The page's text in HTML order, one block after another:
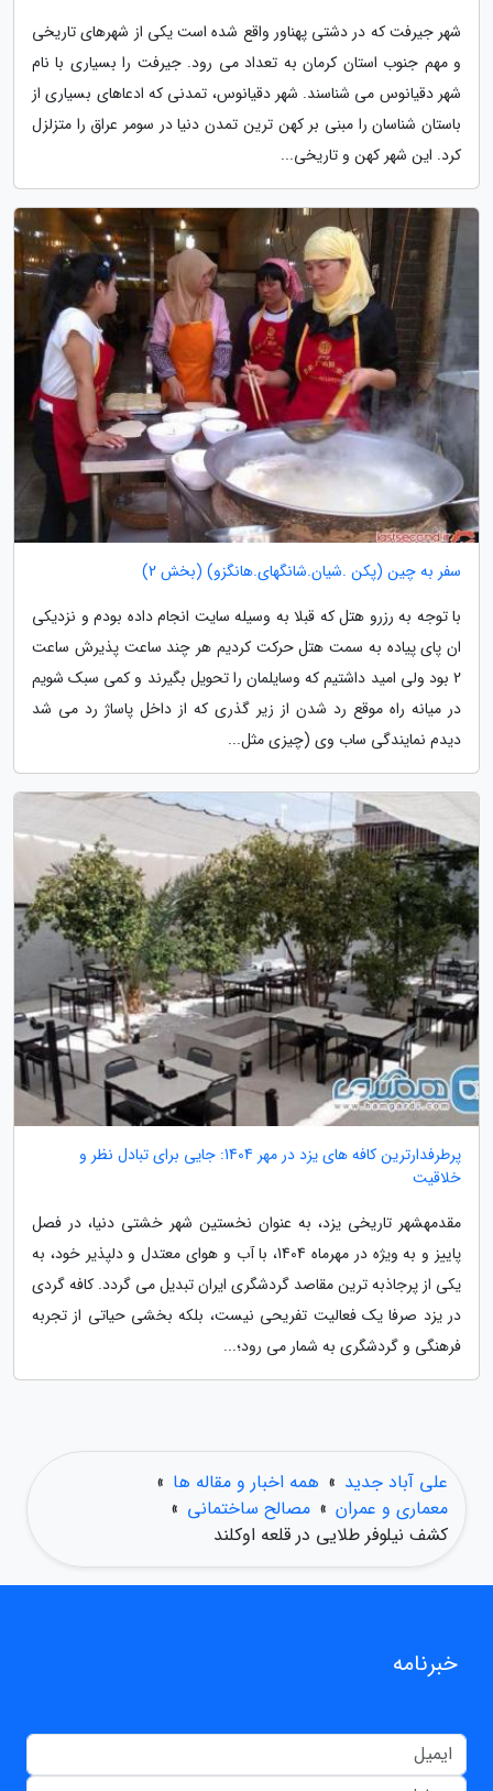
شهر جیرفت که در دشتی پهناور واقع شده است یکی از شهرهای تاریخی
و مهم جنوب استان کرمان به تعداد می رود. جیرفت را بسیاری با نام
شهر دقیانوس می شناسند. شهر دقیانوس، تمدنی که ادعاهای بسیاری از
باستان شناسان را مبنی بر کهن ترین تمدن دنیا در سومر عراق را متزلزل
کرد. این شهر کهن و تاریخی...
سفر به چین (پکن .شیان.شانگهای.هانگزو) (بخش 2)
با توجه به رزرو هتل که قبلا به وسیله سایت انجام داده بودم و نزدیکی
ان پای پیاده به سمت هتل حرکت کردیم هر چند ساعت پذیرش ساعت
2 بود ولی امید داشتیم که وسایلمان را تحویل بگیرند و کمی سبک شویم
در میانه راه موقع رد شدن از زیر گذری که از داخل پاساژ رد می شد
دیدم نمایندگی ساب وی (چیزی مثل...
پرطرفدارترین کافه های یزد در مهر 1404: جایی برای تبادل نظر و
خلاقیت
مقدمهشهر تاریخی یزد، به عنوان نخستین شهر خشتی دنیا، در فصل
پاییز و به ویژه در مهرماه 1404، با آب و هوای معتدل و دلپذیر خود، به
یکی از پرجاذبه ترین مقاصد گردشگری ایران تبدیل می گردد. کافه گردی
در یزد صرفا یک فعالیت تفریحی نیست، بلکه بخشی حیاتی از تجربه
فرهنگی و گردشگری به شمار می رود؛...
علی آباد جدید » همه اخبار و مقاله ها »
معماری و عمران » مصالح ساختمانی »
کشف نیلوفر طلایی در قلعه اوکلند
خبرنامه